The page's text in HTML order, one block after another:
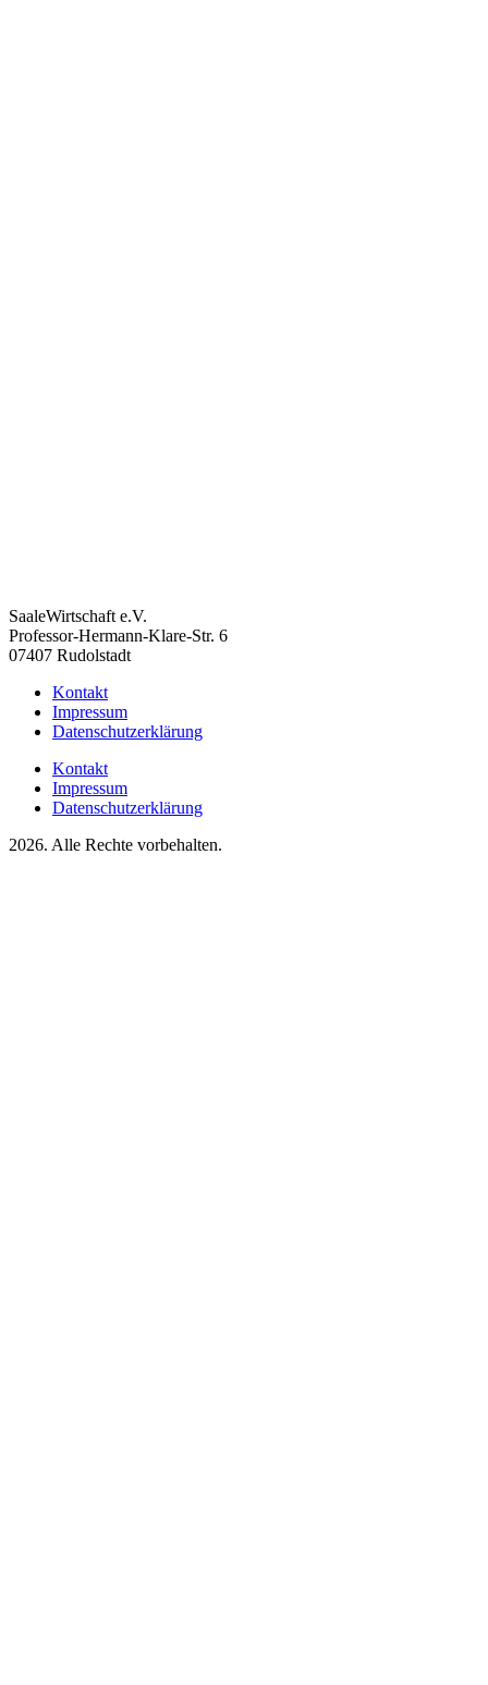
SaaleWirtschaft e.V.
Professor-Hermann-Klare-Str. 6
07407 Rudolstadt
Kontakt
Impressum
Datenschutzerklärung
Kontakt
Impressum
Datenschutzerklärung
2026. Alle Rechte vorbehalten.